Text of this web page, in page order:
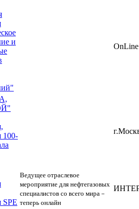
и
OnLine
100-
SPE
Ведущее отраслевое
мероприятие для нефтегазовых
специалистов со всего мира –
теперь онлайн